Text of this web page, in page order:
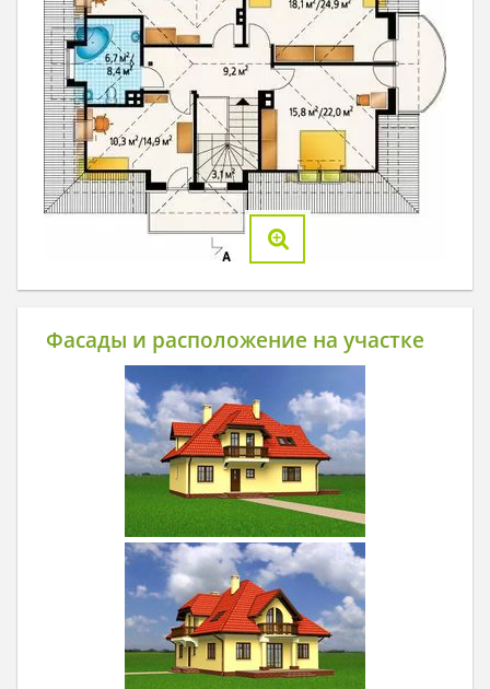
Фасады и расположение на участке